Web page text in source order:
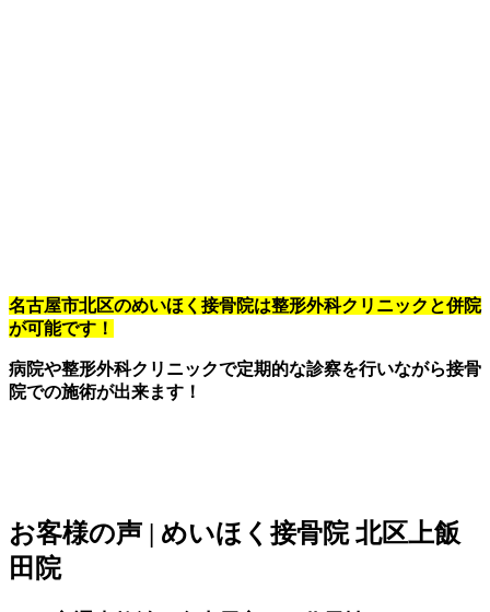
名古屋市北区のめいほく接骨院は整形外科クリニックと併院
が可能です！
病院や整形外科クリニックで定期的な診察を行いながら接骨
院での施術が出来ます！
お客様の声 | めいほく接骨院 北区上飯
田院